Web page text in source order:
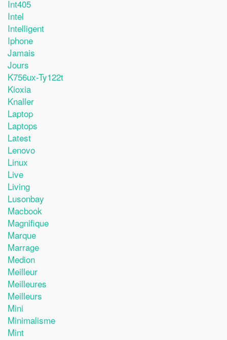
Int405
Intel
Intelligent
Iphone
Jamais
Jours
K756ux-Ty122t
Kioxia
Knaller
Laptop
Laptops
Latest
Lenovo
Linux
Live
Living
Lusonbay
Macbook
Magnifique
Marque
Marrage
Medion
Meilleur
Meilleures
Meilleurs
Mini
Minimalisme
Mint